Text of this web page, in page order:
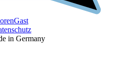
Gast
in Germany